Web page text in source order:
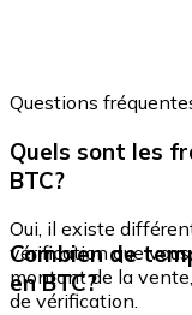
Questions
Quels sont les
BTC?
Oui, il existe
vérification que
montant de la
de vérification.
Combien de
en BTC?